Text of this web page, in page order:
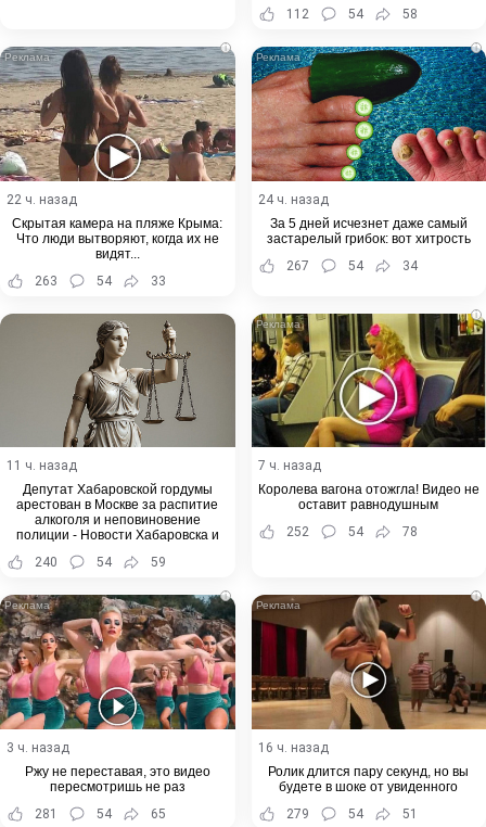
112
54 58
i
22 ч. назад
Скрытая камера на пляже Крыма:
Что люди вытворяют, когда их не
видят...
263
54 33
i
24 ч. назад
За 5 дней исчезнет даже самый
застарелый грибок: вот хитрость
267
54 34
11 ч. назад
Депутат Хабаровской гордумы
арестован в Москве за распитие
алкоголя и неповиновение
полиции - Новости Хабаровска и
240 54 59
i
7 ч. назад
Королева вагона отожгла! Видео не
оставит равнодушным
252
54 78
i
3 ч. назад
Ржу не переставая, это видео
пересмотришь не раз
281
54 65
i
16 ч. назад
Ролик длится пару секунд, но вы
будете в шоке от увиденного
279
54 51